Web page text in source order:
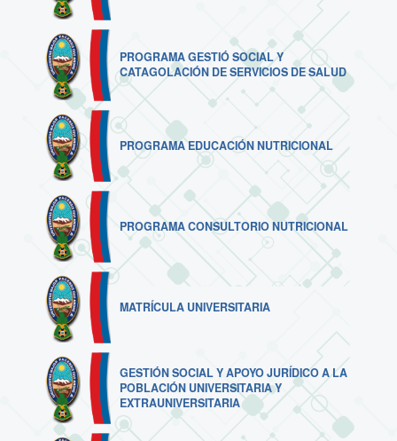
PROGRAMA GESTIÓ SOCIAL Y
CATAGOLACIÓN DE SERVICIOS DE SALUD
PROGRAMA EDUCACIÓN NUTRICIONAL
PROGRAMA CONSULTORIO NUTRICIONAL
MATRÍCULA UNIVERSITARIA
GESTIÓN SOCIAL Y APOYO JURÍDICO A LA
POBLACIÓN UNIVERSITARIA Y
EXTRAUNIVERSITARIA